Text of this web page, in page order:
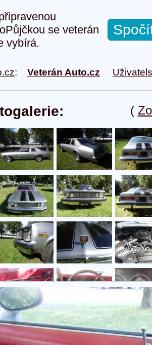
se veterán
vybírá.
: Veterán Auto.cz
(